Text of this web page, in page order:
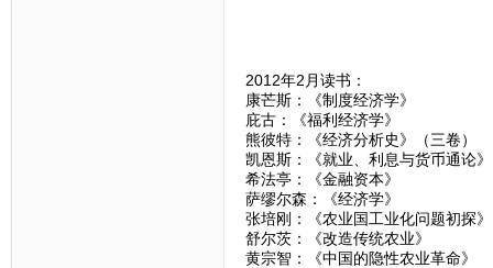
2012年2月读书：
康芒斯：《制度经济学》
庇古：《福利经济学》
熊彼特：《经济分析史》（三卷）
凯恩斯：《就业、利息与货币通论》
希法亭：《金融资本》
萨缪尔森：《经济学》
张培刚：《农业国工业化问题初探》
舒尔茨：《改造传统农业》
黄宗智：《中国的隐性农业革命》